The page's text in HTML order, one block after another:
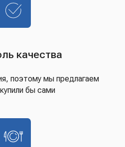
качества
поэтому мы предлагаем
бы сами